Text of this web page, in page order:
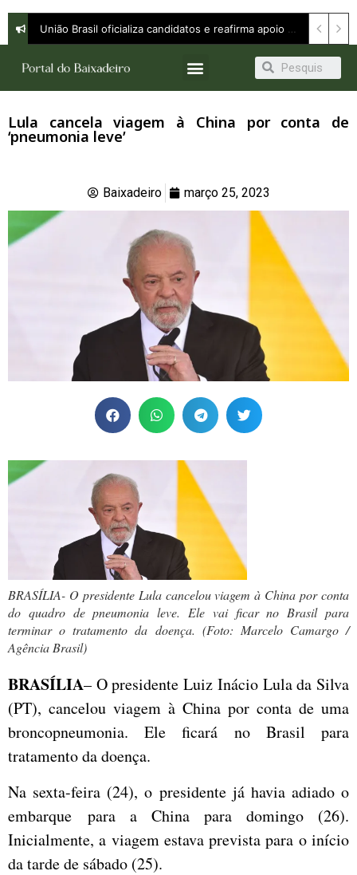
Lula cancela viagem à China por conta de
‘pneumonia leve’
Baixadeiro março 25, 2023
BRASÍLIA- O presidente Lula cancelou viagem à China por conta
do quadro de pneumonia leve. Ele vai ficar no Brasil para
terminar o tratamento da doença. (Foto: Marcelo Camargo /
Agência Brasil)
BRASÍLIA– O presidente Luiz Inácio Lula da Silva
(PT), cancelou viagem à China por conta de uma
broncopneumonia. Ele ficará no Brasil para
tratamento da doença.
Na sexta-feira (24), o presidente já havia adiado o
embarque para a China para domingo (26).
Inicialmente, a viagem estava prevista para o início
da tarde de sábado (25).